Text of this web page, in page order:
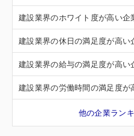
建設業界のホワイト度が高い企
建設業界の休日の満足度が高い
建設業界の給与の満足度が高い
建設業界の労働時間の満足度
他の企業ラン